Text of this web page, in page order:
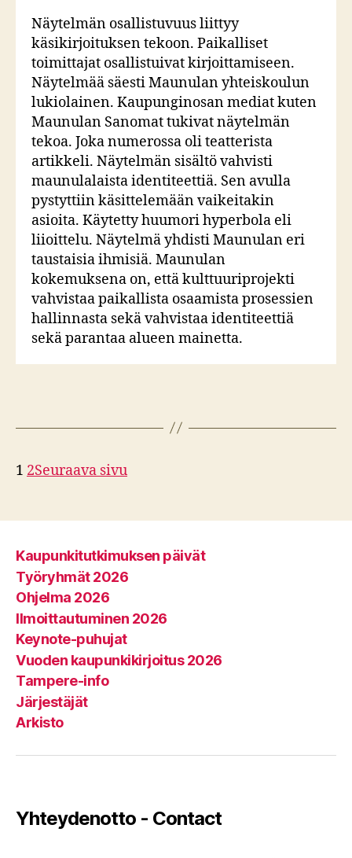
Näytelmän osallistuvuus liittyy
käsikirjoituksen tekoon. Paikalliset
toimittajat osallistuivat kirjoittamiseen.
Näytelmää säesti Maunulan yhteiskoulun
lukiolainen. Kaupunginosan mediat kuten
Maunulan Sanomat tukivat näytelmän
tekoa. Joka numerossa oli teatterista
artikkeli. Näytelmän sisältö vahvisti
maunulalaista identiteettiä. Sen avulla
pystyttiin käsittelemään vaikeitakin
asioita. Käytetty huumori hyperbola eli
liioittelu. Näytelmä yhdisti Maunulan eri
taustaisia ihmisiä. Maunulan
kokemuksena on, että kulttuuriprojekti
vahvistaa paikallista osaamista prosessien
hallinnasta sekä vahvistaa identiteettiä
sekä parantaa alueen mainetta.
1 2Seuraava sivu
Kaupunkitutkimuksen päivät
Työryhmät 2026
Ohjelma 2026
Ilmoittautuminen 2026
Keynote-puhujat
Vuoden kaupunkikirjoitus 2026
Tampere-info
Järjestäjät
Arkisto
Yhteydenotto - Contact